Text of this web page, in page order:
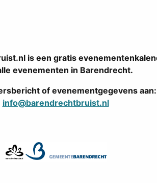
is een gratis
evenementen in Barendrecht.
of evenementgegevens aan:
info@barendrechtbruist.nl